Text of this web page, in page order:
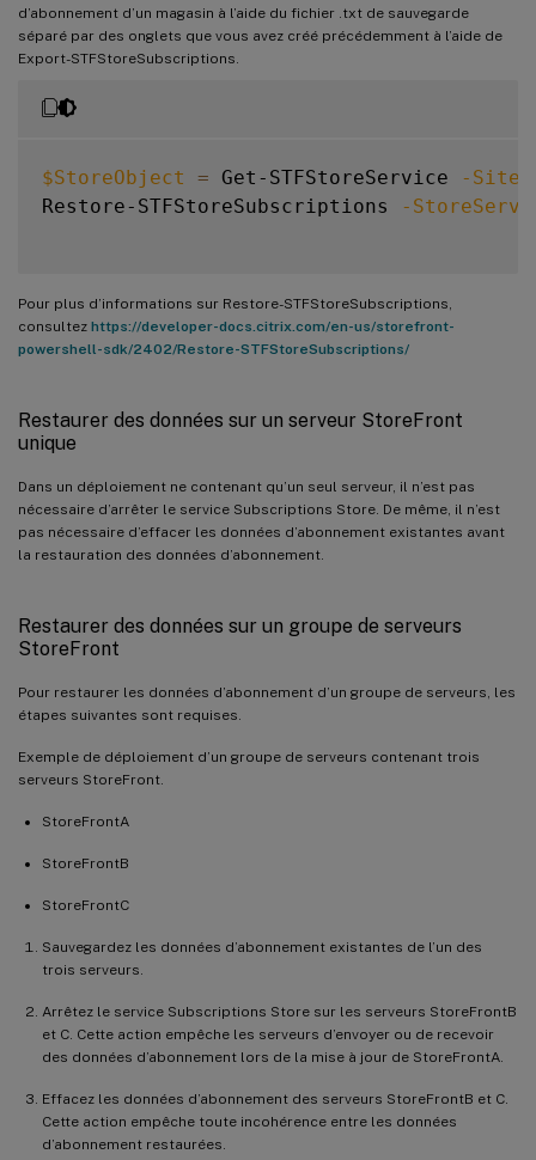
d’abonnement d’un magasin à l’aide du fichier .txt de sauvegarde
séparé par des onglets que vous avez créé précédemment à l’aide de
Export-STFStoreSubscriptions.
$StoreObject = Get-STFStoreService
-
Restore-STFStoreSubscriptions
-
Pour plus d’informations sur Restore-STFStoreSubscriptions,
consultez https://developer-docs.citrix.com/en-us/storefront-
powershell-sdk/2402/Restore-STFStoreSubscriptions/
Restaurer des données sur un serveur StoreFront
unique
Dans un déploiement ne contenant qu’un seul serveur, il n’est pas
nécessaire d’arrêter le service Subscriptions Store. De même, il n’est
pas nécessaire d’effacer les données d’abonnement existantes avant
la restauration des données d’abonnement.
Restaurer des données sur un groupe de serveurs
StoreFront
Pour restaurer les données d’abonnement d’un groupe de serveurs, les
étapes suivantes sont requises.
Exemple de déploiement d’un groupe de serveurs contenant trois
serveurs StoreFront.
StoreFrontA
StoreFrontB
StoreFrontC
Sauvegardez les données d’abonnement existantes de l’un des
trois serveurs.
Arrêtez le service Subscriptions Store sur les serveurs StoreFrontB
et C. Cette action empêche les serveurs d’envoyer ou de recevoir
des données d’abonnement lors de la mise à jour de StoreFrontA.
Effacez les données d’abonnement des serveurs StoreFrontB et C.
Cette action empêche toute incohérence entre les données
d’abonnement restaurées.